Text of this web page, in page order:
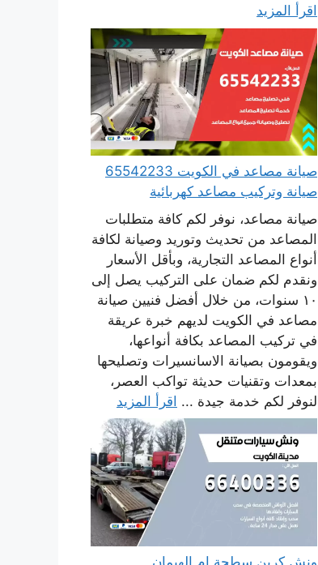
اقرأ المزيد
صيانة مصاعد في الكويت 65542233
صيانة وتركيب مصاعد كهربائية
صيانة مصاعد، نوفر لكم كافة متطلبات
المصاعد من تحديث وتوريد وصيانة لكافة
أنواع المصاعد التجارية، وبأقل الأسعار
ونقدم لكم ضمان على التركيب يصل إلى
١٠ سنوات، من خلال أفضل فنيين صيانة
مصاعد في الكويت لديهم خبرة عريقة
في تركيب المصاعد بكافة أنواعها،
ويقومون بصيانة الاسانسيرات وتصليحها
بمعدات وتقنيات حديثة تواكب العصر،
لنوفر لكم خدمة جيدة ... اقرأ المزيد
ونش كرين سطحة ام الهيمان